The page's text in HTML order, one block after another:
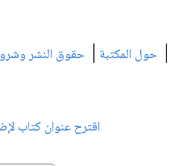
| حول المكتبة | حقوق النشر
اقترح عنوان كتاب